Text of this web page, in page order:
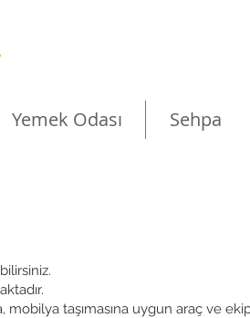
Yemek Odası Sehpa
taşımasına uygun araç ve